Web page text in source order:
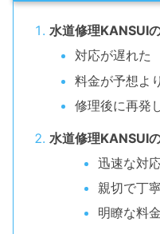
水道修理KANSUI
対応が遅れた
料金が予想よ
修理後に再発
水道修理KANSUI
迅速な対
親切で丁
明瞭な料